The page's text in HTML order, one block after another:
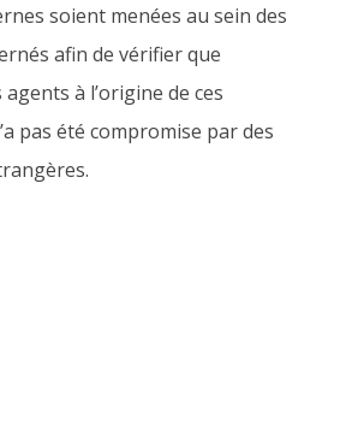
soient menées au sein des
afin de vérifier que
à l’origine de ces
pas été compromise par des